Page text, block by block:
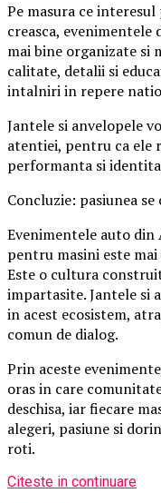
Pe masura ce
creasca,
mai bine organizate si
calitate, detalii si
intalniri in repere
Jantele si anvelopele
atentiei, pentru ca ele
performanta si
Concluzie: pasiunea
Evenimentele auto din
pentru masini este
Este o cultura
impartasite. Jantele si
in acest ecosistem,
comun de dialog.
Prin aceste
oras in care
deschisa, iar fiecare
alegeri, pasiune si
roti.
Citeste in continuare